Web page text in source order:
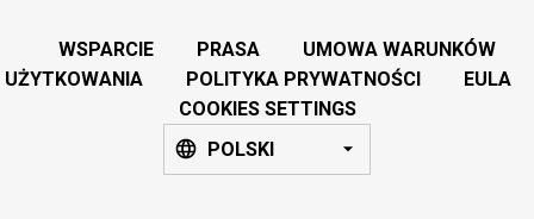
WSPARCIE PRASA
UMOWA WARUNKÓW
UŻYTKOWANIA
POLITYKA PRYWATNOŚCI
EULA
COOKIES SETTINGS
POLSKI